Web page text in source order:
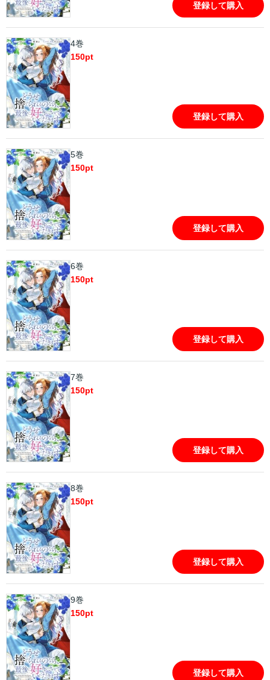
登録して購入
4巻
150pt
登録して購入
5巻
150pt
登録して購入
6巻
150pt
登録して購入
7巻
150pt
登録して購入
8巻
150pt
登録して購入
9巻
150pt
登録して購入